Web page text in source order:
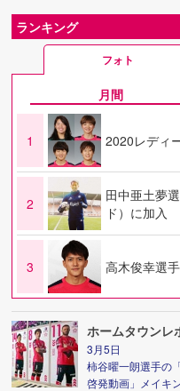
ランキング
フォト
月間
1 2020レディ
2
田中亜土夢
ド）に加入
3 高木俊幸選
ホームタウンレ
3月5日
柿谷曜一朗選手の
啓発動画」メイキ